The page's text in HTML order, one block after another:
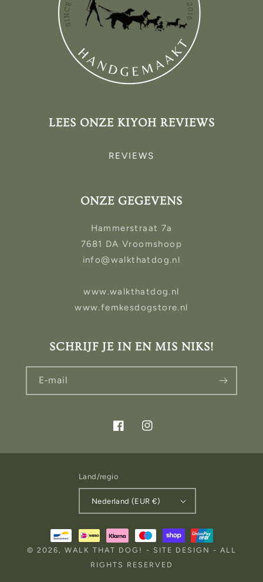
LEES ONZE KIYOH REVIEWS
REVIEWS
ONZE GEGEVENS
Hammerstraat 7a
7681 DA Vroomshoop
info@walkthatdog.nl
www.walkthatdog.nl
www.femkesdogstore.nl
SCHRIJF JE IN EN MIS NIKS!
E‑mail
FacebookInstagram
Land/regio
Nederland (EUR €)
Betaalmethoden
© 2026, WALK THAT DOG! - SITE DESIGN - ALL
RIGHTS RESERVED